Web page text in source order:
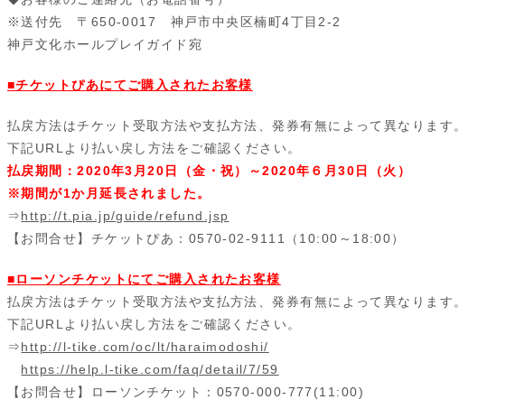
※送付先 〒 650-0017 神戸市中央区楠町4丁目 2-2
神戸文化ホールプレイガイド宛
■チケットぴあにてご購入されたお客様
払戻方法はチケット受取方法や支払方法、発券有無によって異なります。
下記URL より払い戻し方法をご確認ください。
払戻期間：2020年3 月20 日（金・祝）～2020年６月30日（火）
※期間が1か月延長されました。
⇒http://t.pia.jp/guide/refund.jsp
【お問合せ】チケットぴあ： 0570-02-9111 （ 10:00 ～ 18:00）
■ローソンチケットにてご購入されたお客様
払戻方法はチケット受取方法や支払方法、発券有無によって異なります。
下記URL より払い戻し方法をご確認ください。
⇒http://l-tike.com/oc/lt/haraimodoshi/
https://help.l-tike.com/faq/detail/7/59
【お問合せ】ローソンチケット： 0570-000-777(11:00)